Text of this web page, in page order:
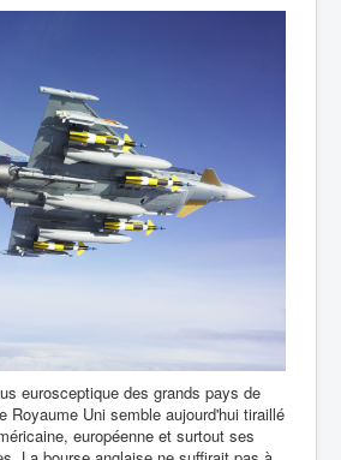
eurosceptique des grands pays de
Royaume Uni semble aujourd'hui tiraillé
européenne et surtout ses